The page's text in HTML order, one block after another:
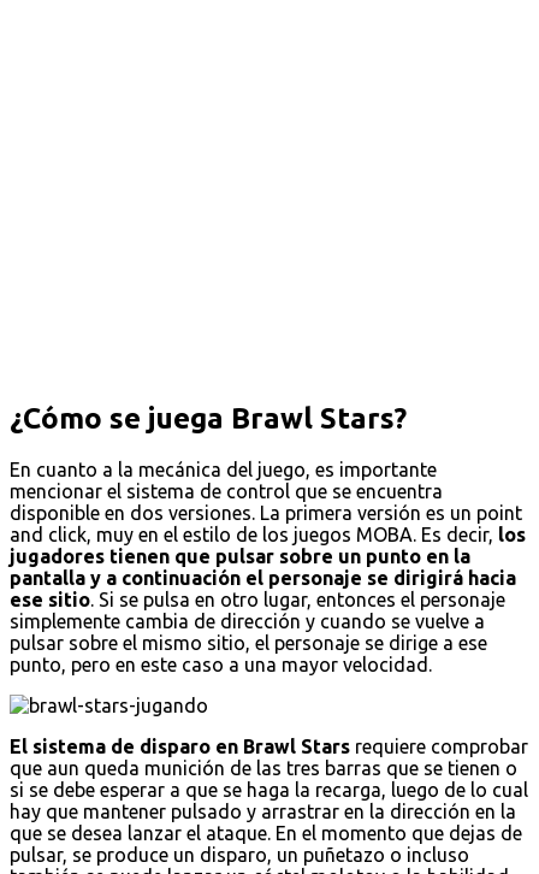
¿Cómo se juega Brawl Stars?
En cuanto a la mecánica del juego, es importante
mencionar el sistema de control que se encuentra
disponible en dos versiones. La primera versión es un point
and click, muy en el estilo de los juegos MOBA. Es decir, los
jugadores tienen que pulsar sobre un punto en la
pantalla y a continuación el personaje se dirigirá hacia
ese sitio. Si se pulsa en otro lugar, entonces el personaje
simplemente cambia de dirección y cuando se vuelve a
pulsar sobre el mismo sitio, el personaje se dirige a ese
punto, pero en este caso a una mayor velocidad.
El sistema de disparo en Brawl Stars requiere comprobar
que aun queda munición de las tres barras que se tienen o
si se debe esperar a que se haga la recarga, luego de lo cual
hay que mantener pulsado y arrastrar en la dirección en la
que se desea lanzar el ataque. En el momento que dejas de
pulsar, se produce un disparo, un puñetazo o incluso